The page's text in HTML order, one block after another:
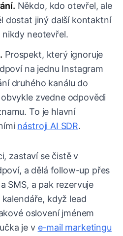
Někdo, kdo otevřel, ale
dostat jiný další kontaktní
neotevřel.
Prospekt, který ignoruje
na jednu Instagram
druhého kanálu do
zvedne odpovědi
To je hlavní
nástroji AI SDR.
zastaví se čistě v
a dělá follow-up přes
SMS, a pak rezervuje
když lead
oslovení jménem
je v e-mail marketingu